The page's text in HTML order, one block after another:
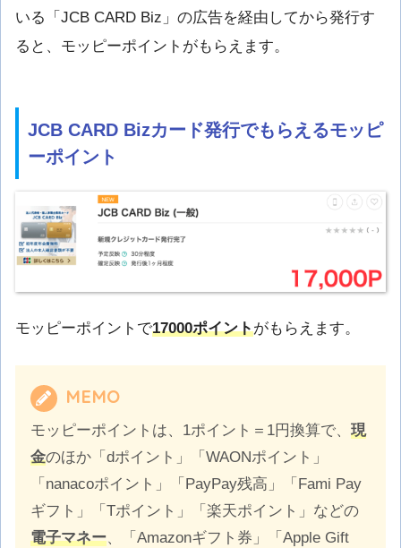
いる「JCB CARD Biz」の広告を経由してから発行す
ると、モッピーポイントがもらえます。
JCB CARD Bizカード発行でもらえるモッピ
ーポイント
モッピーポイントで17000ポイントがもらえます。
MEMO
モッピーポイントは、1ポイント＝1円換算で、 現
金のほか「dポイント」「WAONポイント」
「nanacoポイント」「PayPay残高」「Fami Pay
ギフト」「Tポイント」「楽天ポイント」などの
電子マネー、「Amazonギフト券」「Apple Gift